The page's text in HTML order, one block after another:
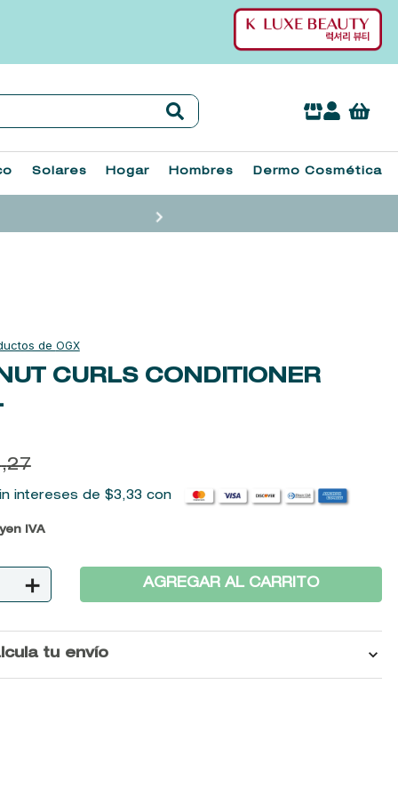
Solares Hogar Hombres Dermo Cosmética
OGX
CURLS CONDITIONER
,27
intereses de $3,33con
IVA
＋ AGREGAR AL CARRITO
tu envío